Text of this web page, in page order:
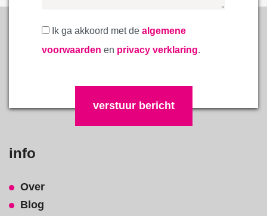
Ik ga akkoord met de algemene
voorwaarden en privacy verklaring.
info
Over
Blog